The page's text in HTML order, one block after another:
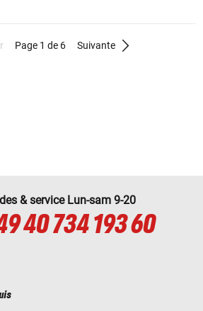
Page 1 de 6 Suivante
& service Lun-sam 9-20
40 734 193 60